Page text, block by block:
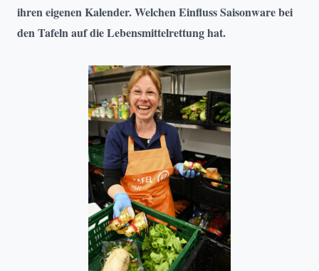
ihren eigenen Kalender. Welchen Einfluss Saisonware bei
den Tafeln auf die Lebensmittelrettung hat.